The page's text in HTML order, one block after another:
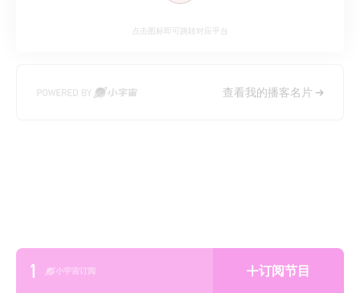
点击图标即可跳转对应平台
查看我的播客名片
1 小宇宙订阅 订阅节目